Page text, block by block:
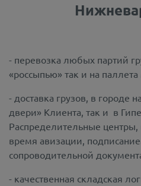
- перевозка любых партий
«россыпью» так и на паллета
- доставка грузов, в городе
двери» Клиента, так и в
Распределительные
время авизации,
сопроводительной
- качественная складская